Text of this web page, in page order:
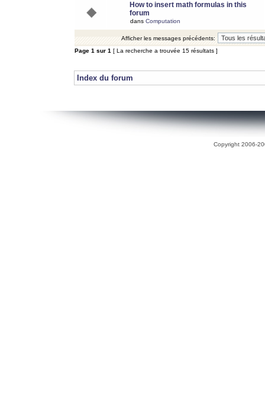
How to insert math formulas in this
forum
dans Computation
Afficher les messages précédents:
Page 1 sur 1 [ La recherche a trouvée 15 résultats ]
Index du forum
Copyright 2006-